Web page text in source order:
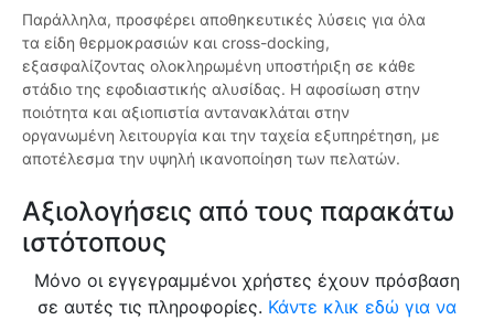
Παράλληλα, προσφέρει αποθηκευτικές λύσεις για όλα
τα είδη θερμοκρασιών και cross-docking,
εξασφαλίζοντας ολοκληρωμένη υποστήριξη σε κάθε
στάδιο της εφοδιαστικής αλυσίδας. Η αφοσίωση στην
ποιότητα και αξιοπιστία αντανακλάται στην
οργανωμένη λειτουργία και την ταχεία εξυπηρέτηση, με
αποτέλεσμα την υψηλή ικανοποίηση των πελατών.
Αξιολογήσεις από τους παρακάτω
ιστότοπους
Μόνο οι εγγεγραμμένοι χρήστες έχουν πρόσβαση
σε αυτές τις πληροφορίες. Κάντε κλικ εδώ για να